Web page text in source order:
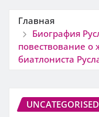
Главная
Биография
повествование
биатлониста
UNCATEGORISED